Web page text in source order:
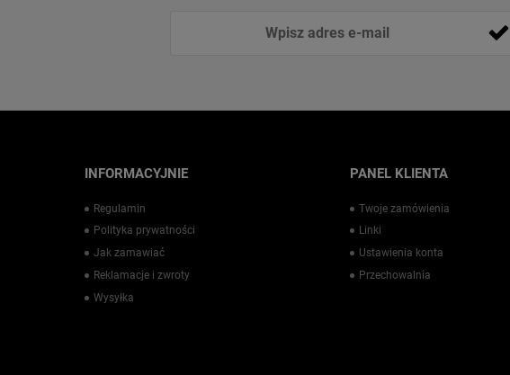
INFORMACYJNIE
Regulamin
Polityka prywatności
Jak zamawiać
Reklamacje i zwroty
Wysyłka
PANEL KLIENTA
Twoje zamówienia
Linki
Ustawienia konta
Przechowalnia